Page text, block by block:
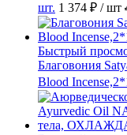
шт. 1 374 ₽ / шт
Быстрый
Благовония
Blood